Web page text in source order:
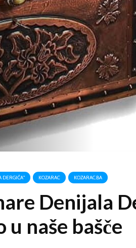
DERGIĆA" KOZARAC KOZARAC.BA
Denijala
u naše bašče